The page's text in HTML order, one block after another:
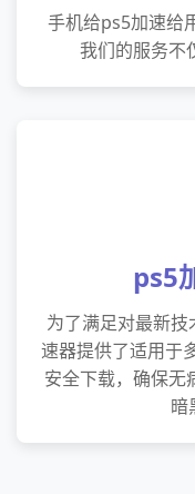
手机给ps5加速给
我们的服务不
ps5
为了满足对最新
速器提供了适用于
安全下载，确保无
暗